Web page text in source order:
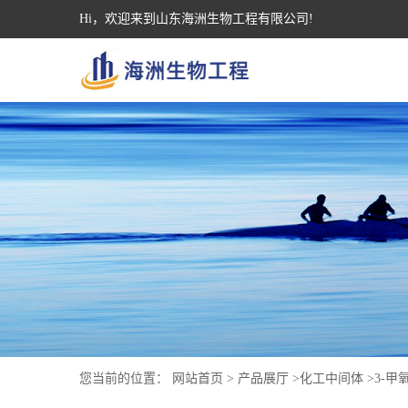
Hi，欢迎来到山东海洲生物工程有限公司!
您当前的位置： 网站首页 > 产品展厅 >化工中间体 >3-甲